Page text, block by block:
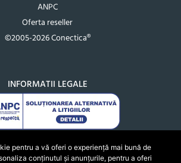
ANPC
Oferta reseller
©2005-2026 Conectica®
INFORMATII LEGALE
pentru a vă oferi o experiență mai bună de
conținutul și anunțurile, pentru a oferi